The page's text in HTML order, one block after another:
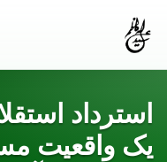
استرداد
یک واقعیت